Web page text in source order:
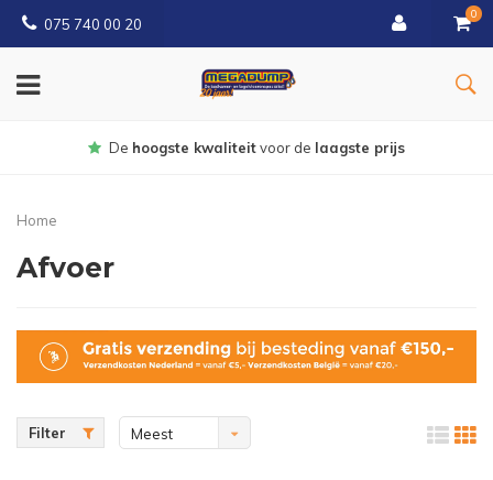
075 740 00 20
0
Gratisbezorgd vanaf € 150
Home
Afvoer
Filter
Meest